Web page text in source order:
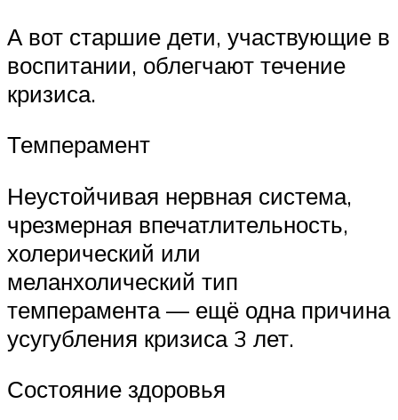
А вот старшие дети, участвующие в
воспитании, облегчают течение
кризиса.
Темперамент
Неустойчивая нервная система,
чрезмерная впечатлительность,
холерический или
меланхолический тип
темперамента — ещё одна причина
усугубления кризиса 3 лет.
Состояние здоровья